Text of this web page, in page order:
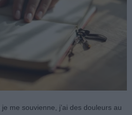
me souvienne, j’ai des douleurs au